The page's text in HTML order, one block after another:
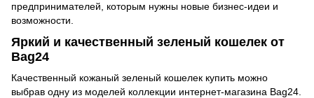
предпринимателей, которым нужны новые бизнес-идеи и
возможности.
Яркий и качественный зеленый кошелек от
Bag24
Качественный кожаный зеленый кошелек купить можно
выбрав одну из моделей коллекции интернет-магазина Bag24.